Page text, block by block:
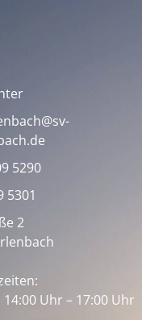
5290
5301
2
Uhr – 17:00 Uhr